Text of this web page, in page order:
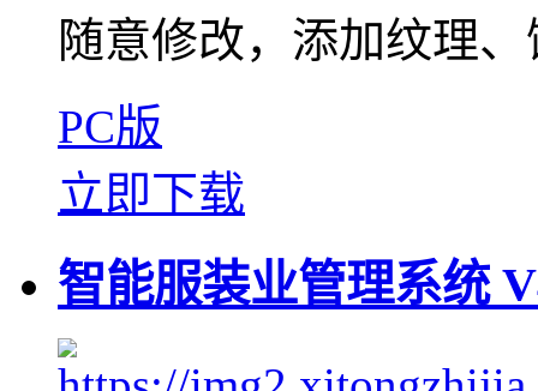
随意修改，添加纹理
PC版
立即下载
智能服装业管理系统